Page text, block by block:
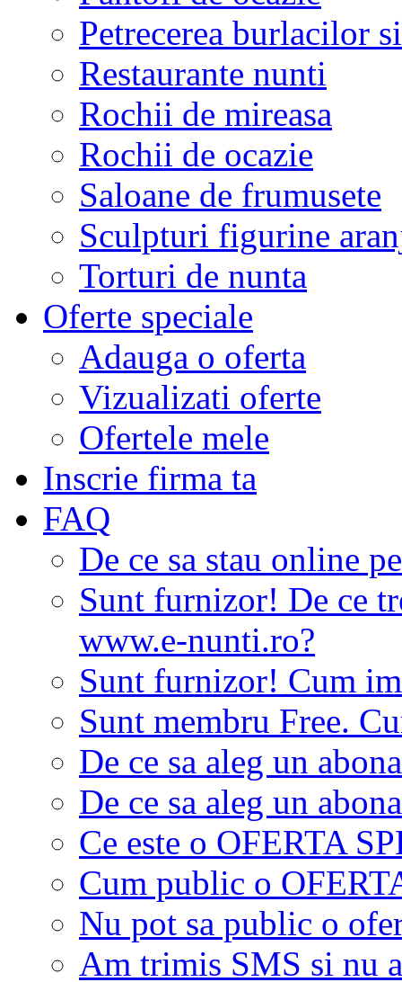
Petrecerea burlacilor
Restaurante nunti
Rochii de mireasa
Rochii de ocazie
Saloane de frumusete
Sculpturi figurine
Torturi de nunta
Oferte speciale
Adauga o oferta
Vizualizati oferte
Ofertele mele
Inscrie firma ta
FAQ
De ce sa stau online
Sunt furnizor! De ce
www.e-nunti.ro?
Sunt furnizor! Cum
Sunt membru Free.
De ce sa aleg un
De ce sa aleg un
Ce este o OFERTA
Cum public o
Nu pot sa public o
Am trimis SMS si nu